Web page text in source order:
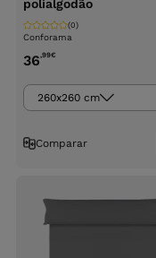
polialgodão
Conforama
(0)
36,99€
260x260 cm
Comparar